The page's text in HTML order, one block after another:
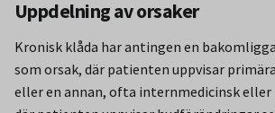
Uppdelning av orsaker
Kronisk klåda har antingen en
som orsak, där patienten uppvisar
eller en annan, ofta internmedicinsk eller